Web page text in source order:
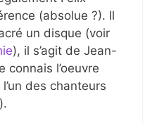
(absolue ?). Il
un disque (voir
), il s’agit de Jean-
connais l’oeuvre
des chanteurs